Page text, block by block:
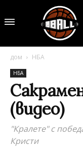
дом НБА
НБА
(видео)
"Кралете" с
Кристи